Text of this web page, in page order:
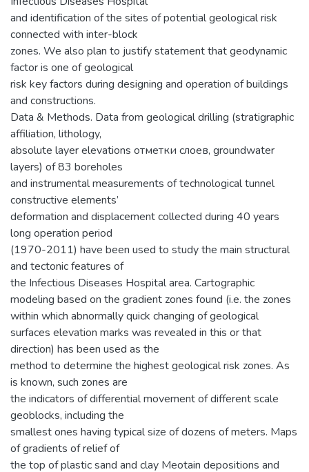
and identification of the sites of potential geological risk
connected with inter-block
zones. We also plan to justify statement that geodynamic
factor is one of geological
risk key factors during designing and operation of buildings
and constructions.
Data & Methods. Data from geological drilling (stratigraphic
affiliation, lithology,
absolute layer elevations отметки слоев, groundwater
layers) of 83 boreholes
and instrumental measurements of technological tunnel
constructive elements’
deformation and displacement collected during 40 years
long operation period
(1970-2011) have been used to study the main structural
and tectonic features of
the Infectious Diseases Hospital area. Cartographic
modeling based on the gradient zones found (i.e. the zones
within which abnormally quick changing of geological
surfaces elevation marks was revealed in this or that
direction) has been used as the
method to determine the highest geological risk zones. As
is known, such zones are
the indicators of differential movement of different scale
geoblocks, including the
smallest ones having typical size of dozens of meters. Maps
of gradients of relief of
the top of plastic sand and clay Meotain depositions and